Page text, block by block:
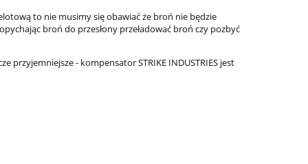
to nie musimy się obawiać że broń nie będzie
broń do przesłony przeładować broń czy pozbyć
przyjemniejsze - kompensator STRIKE INDUSTRIES jest